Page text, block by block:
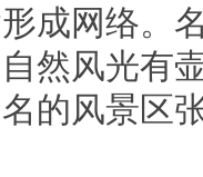
成网络。
然风光有
的风景区